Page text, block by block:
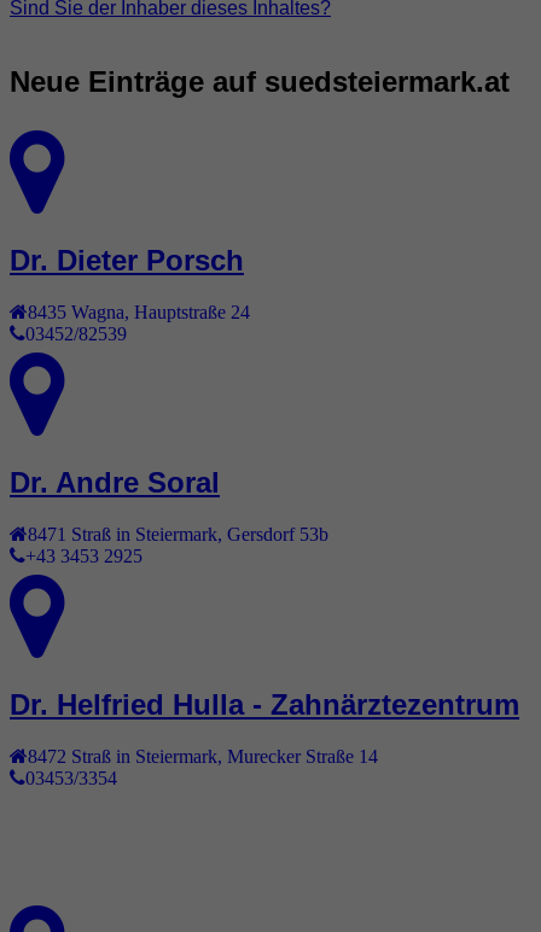
Sind Sie der Inhaber dieses Inhaltes?
Neue Einträge auf suedsteiermark.at
Dr. Dieter Porsch
8435 Wagna Hauptstraße 24
03452/82539
Dr. Andre Soral
8471 Straß in Steiermark Gersdorf 53b
+43 3453 2925
Dr. Helfried Hulla - Zahnärztezentrum
8472 Straß in Steiermark Murecker Straße 14
03453/3354